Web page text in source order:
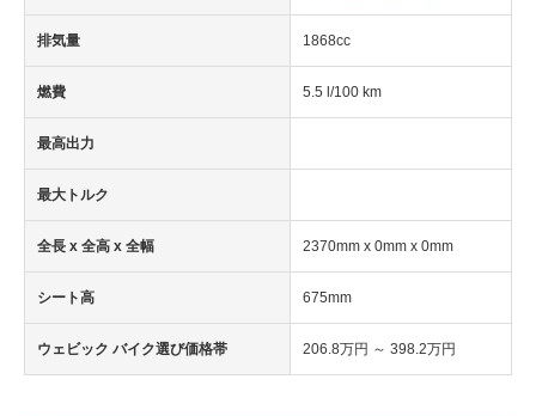
排気量 1868cc
燃費 5.5 l/100 km
最高出力
最大トルク
全長 x 全高 x 全幅 2370mm x 0mm x 0mm
シート高 675mm
ウェビック バイク選び価格帯 206.8万円 ～ 398.2万円